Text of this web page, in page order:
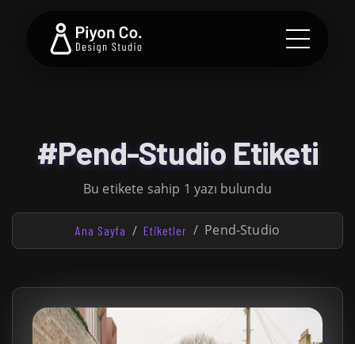
#Pend-Studio Etiketi
Bu etikete sahip 1 yazı bulundu
Ana Sayfa Etiketler Pend-Studio